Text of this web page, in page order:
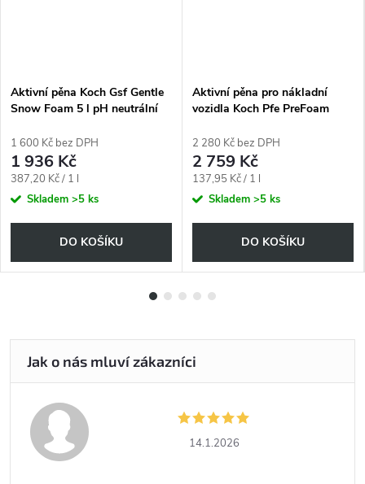
Aktivní pěna Koch Gsf Gentle
Snow Foam 5 l pH neutrální
1 600 Kč bez DPH
1 936 Kč
Měrná
cena:
387,20 Kč / 1 l
Skladem >5 ks
DO KOŠÍKU
Aktivní pěna pro nákladní
vozidla Koch Pfe PreFoam
2 280 Kč bez DPH
2 759 Kč
Měrná
cena:
137,95 Kč / 1 l
Skladem >5 ks
DO KOŠÍKU
14.1.2026